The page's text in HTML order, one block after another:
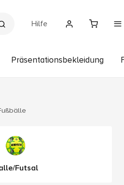
Hilfe
Präsentationsbekleidung
Futsal